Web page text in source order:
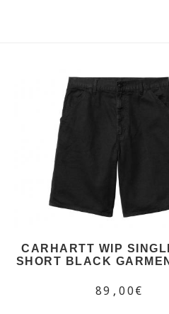
CARHARTT WIP
SHORT BLACK
89,00€